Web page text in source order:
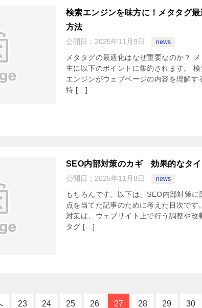
検索エンジンを味方に！メタタグ
方法
公開日： 2025年11月9日 news
メタタグの最適化はなぜ重要なのか？
主に以下のポイントに集約されます。
エンジンがウェブページの内容を理解す
特 […]
SEO内部対策のカギ 効果的なタイ
公開日： 2025年11月8日 news
もちろんです。以下は、SEO内部対策
点を当てた記事のために考えた目次で
対策は、ウェブサイト上で行う調整や
タグ […]
23 24 25 26 27 28 29 30